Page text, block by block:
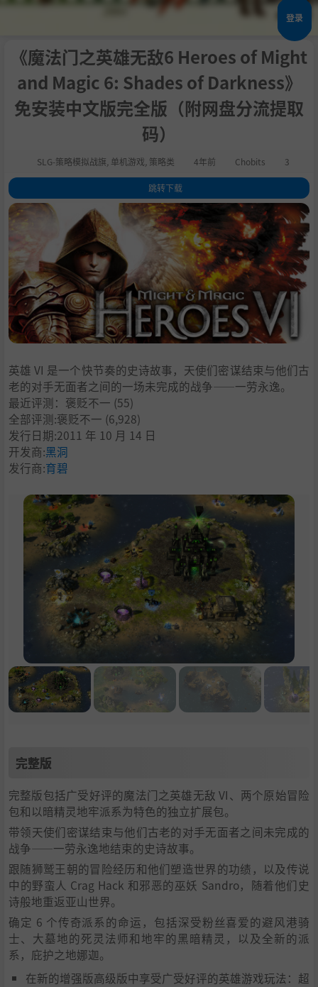
登录
《魔法门之英雄无敌6 Heroes of Might
and Magic 6: Shades of Darkness》
免安装中文版完全版（附网盘分流提取
码）
SLG-策略模拟战旗 单机游戏 策略类 4年前 Chobits 3
跳转下载
1.完整版
2.
关于这款游戏
豪华版内容
4.主要特点
5. 系统需求
6.支持作者
7.学习版下载
英雄 VI 是一个快节奏的史诗故事，天使们密谋结束与他们古
老的对手无面者之间的一场未完成的战争——一劳永逸。
最近评测： 褒贬不一 (55)
全部评测:褒贬不一 (6,928)
发行日期:2011 年 10 月 14 日
开发商:黑洞
发行商:育碧
完整版
完整版包括广受好评的魔法门之英雄无敌 VI、两个原始冒险
包和以暗精灵地牢派系为特色的独立扩展包。
带领天使们密谋结束与他们古老的对手无面者之间未完成的
战争——一劳永逸地结束的史诗故事。
跟随狮鹫王朝的冒险经历和他们塑造世界的功绩，以及传说
中的野蛮人 Crag Hack 和邪恶的巫妖 Sandro，随着他们史
诗般地重返亚山世界。
确定 6 个传奇派系的命运，包括深受粉丝喜爱的避风港骑
士、大墓地的死灵法师和地牢的黑暗精灵，以及全新的派
系，庇护之地娜迦。
在新的增强版高级版中享受广受好评的英雄游戏玩法：超